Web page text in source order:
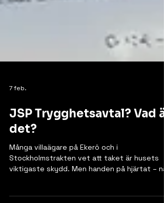
7 feb.
det?